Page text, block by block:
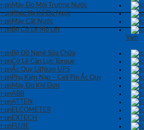
Máy Đo Môi Trường Nước
Khúc Xạ Kế Đo Ngọt
Máy Cất Nước
Bộ Cờ Lê Mỏ Lết
Vam
Bộ Đồ Nghề Sửa Chữa
Cờ Lê Cân Lực Torque
Ắc Quy Lithium UPS
Phụ Kiện Nạp – Cell Pin Ắc Quy
Máy Đo Khí Đơn
ABB
ATTEN
ELCOMETER
EXTECH
FUJIE